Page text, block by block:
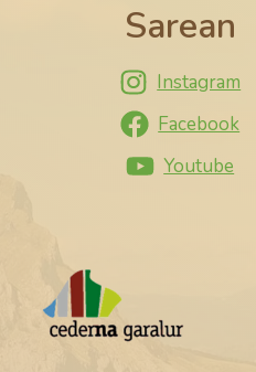
Sarean
Instagram
Facebook
Youtube